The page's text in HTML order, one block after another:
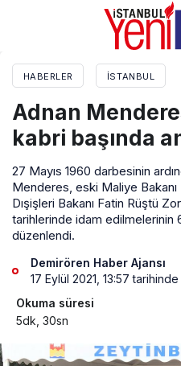
HABERLER İSTANBUL
Adnan
kabri başında
27 Mayıs 1960 darbesinin
Menderes, eski Maliye
Dışişleri Bakanı Fatin Rüştü
tarihlerinde idam edilmelerinin
düzenlendi.
Demirören Haber Ajansı
17 Eylül 2021, 13:57 tarihinde
Okuma süresi
5dk, 30sn